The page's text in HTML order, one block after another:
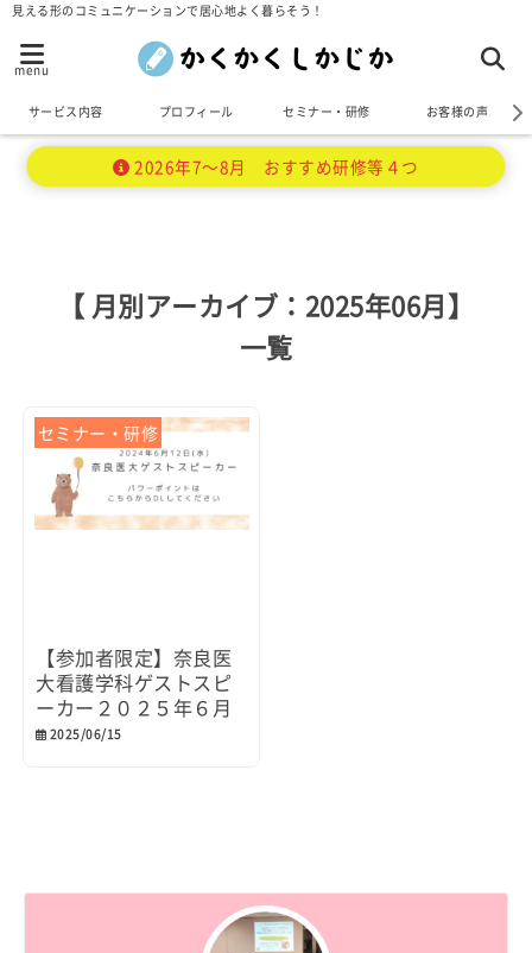
見える形のコミュニケーションで居心地よく暮らそう！
menu
サービス内容 プロフィール セミナー・研修 お客様の声
2026年7～8月 おすすめ研修等４つ
【 月別アーカイブ：2025年06月】
一覧
セミナー・研修
【参加者限定】奈良医
大看護学科ゲストスピ
ーカー２０２５年６月
2025/06/15